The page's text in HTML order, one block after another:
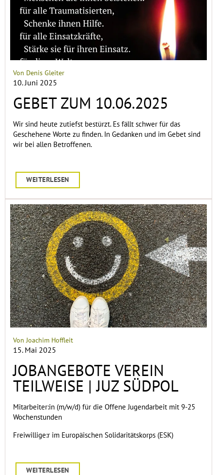
Von Denis Gleiter
10. Juni 2025
GEBET ZUM 10.06.2025
Wir sind heute zutiefst bestürzt. Es fällt schwer für das
Geschehene Worte zu finden. In Gedanken und im Gebet sind
wir bei allen Betroffenen.
WEITERLESEN
Von Joachim Hoffleit
15. Mai 2025
JOBANGEBOTE VEREIN
TEILWEISE | JUZ SÜDPOL
Mitarbeiter:in (m/w/d) für die Offene Jugendarbeit mit 9-25
Wochenstunden
Freiwillige:r im Europäischen Solidaritätskorps (ESK)
WEITERLESEN